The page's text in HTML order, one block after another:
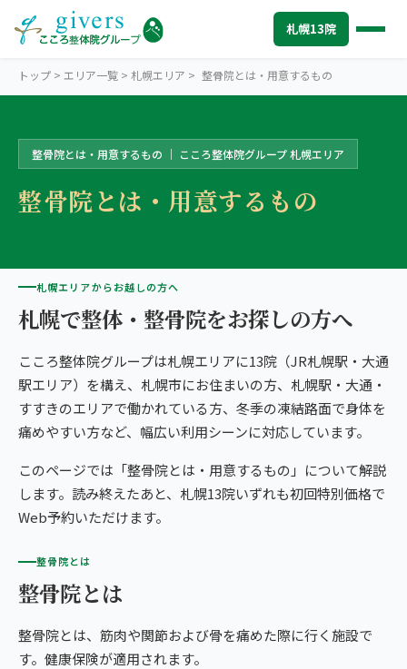
札幌13院
SAPPORO 札幌エリアトップ
STORES 札幌13院から探す
こころ整体院 札幌北一条東院
こころ整体院 札幌東本願寺院
北区・西区エリア
こころ整骨院 麻生院
こころ整体院 発寒院
こころ整骨院 手稲キテネビル院
腰痛
頭痛・偏頭痛
膝痛
ぎっくり腰
股関節痛
五十肩
猫背・姿勢矯正
INFO 札幌エリアの情報
初めての方へ
料金
アクセス・営業時間
ご予約・お問い合わせ
TRUST 信頼の根拠
お客様の声
スタッフ紹介
医師・専門家の推薦
ABOUT US こころ整体院について
giversメソッドGIFT
ブランド全体トップ（全国125院）
札幌13院から予約する
SAPPORO AREA
札幌の13院から、
あなたの一院を。
トップ > エリア一覧 > 札幌エリア > 整骨院とは・用意するもの
整骨院とは・用意するもの ｜ こころ整体院グループ 札幌エリア
整骨院とは・用意するもの
札幌エリアからお越しの方へ
札幌で整体・整骨院をお探しの方へ
こころ整体院グループは札幌エリアに13院（JR札幌駅・大通
駅エリア）を構え、札幌市にお住まいの方、札幌駅・大通・
すすきのエリアで働かれている方、冬季の凍結路面で身体を
痛めやすい方など、幅広い利用シーンに対応しています。
このページでは「整骨院とは・用意するもの」について解説
します。読み終えたあと、札幌13院いずれも初回特別価格で
Web予約いただけます。
整骨院とは
整骨院とは
整骨院とは、筋肉や関節および骨を痛めた際に行く施設で
す。健康保険が適用されます。